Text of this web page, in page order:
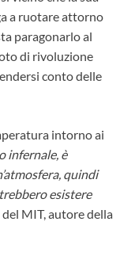
a ruotare attorno
paragonarlo al
di rivoluzione
conto delle
intorno ai
infernale, è
quindi
esistere
del MIT, autore della